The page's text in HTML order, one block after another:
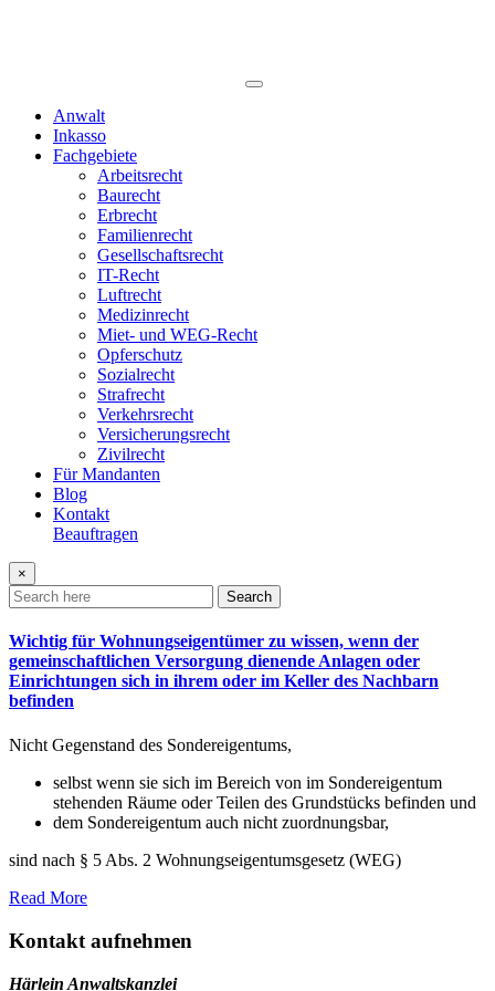
Anwalt
Inkasso
Fachgebiete
Arbeitsrecht
Baurecht
Erbrecht
Familienrecht
Gesellschaftsrecht
IT-Recht
Luftrecht
Medizinrecht
Miet- und WEG-Recht
Opferschutz
Sozialrecht
Strafrecht
Verkehrsrecht
Versicherungsrecht
Zivilrecht
Für Mandanten
Blog
Kontakt
Beauftragen
×
Search
Wichtig für Wohnungseigentümer zu wissen, wenn der
gemeinschaftlichen Versorgung dienende Anlagen oder
Einrichtungen sich in ihrem oder im Keller des Nachbarn
befinden
Nicht Gegenstand des Sondereigentums,
selbst wenn sie sich im Bereich von im Sondereigentum
stehenden Räume oder Teilen des Grundstücks befinden und
dem Sondereigentum auch nicht zuordnungsbar,
sind nach § 5 Abs. 2 Wohnungseigentumsgesetz (WEG)
Read More
Kontakt aufnehmen
Härlein Anwaltskanzlei